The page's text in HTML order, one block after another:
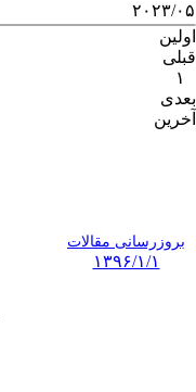
۲۰۲۳/۰۵
اولین
قبلی
۱
بعدی
آخرین
بروزرسانی مقالات
۱۳۹۶/۱/۱